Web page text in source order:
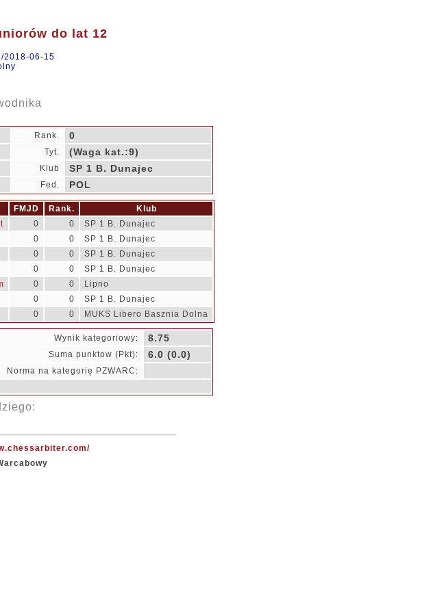
do lat 12
2018-06-15
Rank. 0
Tyt. (Waga kat.:9)
Klub SP 1 B. Dunajec
Fed. POL
FMJD Rank.
Klub
0 0
SP 1 B. Dunajec
0 0
SP 1 B. Dunajec
0 0
SP 1 B. Dunajec
0 0
SP 1 B. Dunajec
0 0
Lipno
0 0
SP 1 B. Dunajec
0 0 MUKS Libero Basznia Dolna
Wynik kategoriowy: 8.75
Suma punktow (Pkt): 6.0 (0.0)
Norma na kategorię PZWARC: